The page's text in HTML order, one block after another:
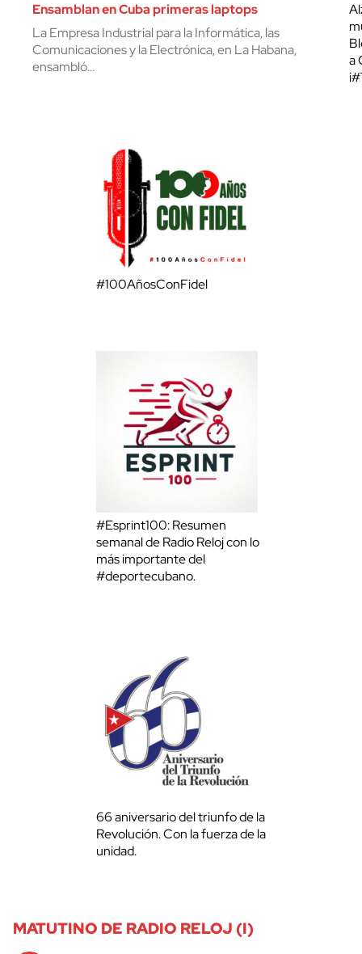
Ensamblan en Cuba primeras laptops
La Empresa Industrial para la Informática, las
Comunicaciones y la Electrónica, en La Habana,
ensambló…
a
#100AñosConFidel
#Esprint100: Resumen
semanal de Radio Reloj con lo
más importante del
#deportecubano.
66 aniversario del triunfo de la
Revolución. Con la fuerza de la
unidad.
MATUTINO DE RADIO RELOJ (I)